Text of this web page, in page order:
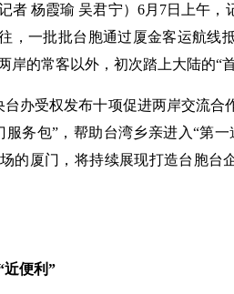
者 杨霞瑜 吴君宁）6月7日上午，
，一批批台胞通过厦金客运航线
岸的常客以外，初次踏上大陆的“
台办受权发布十项促进两岸交流合
服务包”，帮助台湾乡亲进入“第
的厦门，将持续展现打造台胞台
近便利”